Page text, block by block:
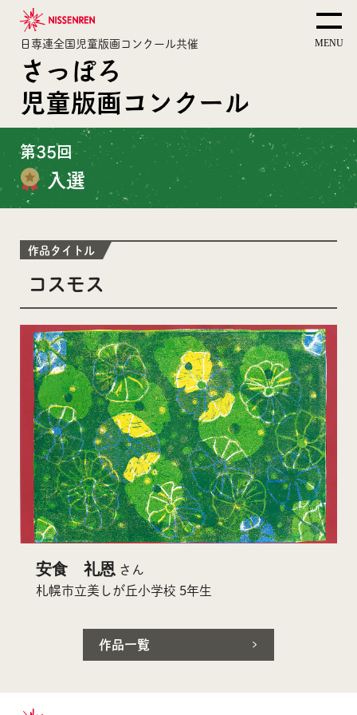
日専連全国児童版画コンクール共催
さっぽろ
児童版画コンクール
第35回
入選
作品タイトル
コスモス
安食 礼恩 さん
札幌市立美しが丘小学校 5年生
作品一覧